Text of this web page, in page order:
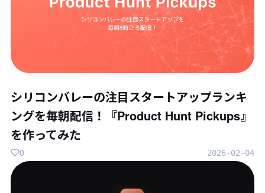
シリコンバレーの注目スタートアップランキ
ングを毎朝配信！『Product Hunt Pickups』
を作ってみた
2026-02-04
0